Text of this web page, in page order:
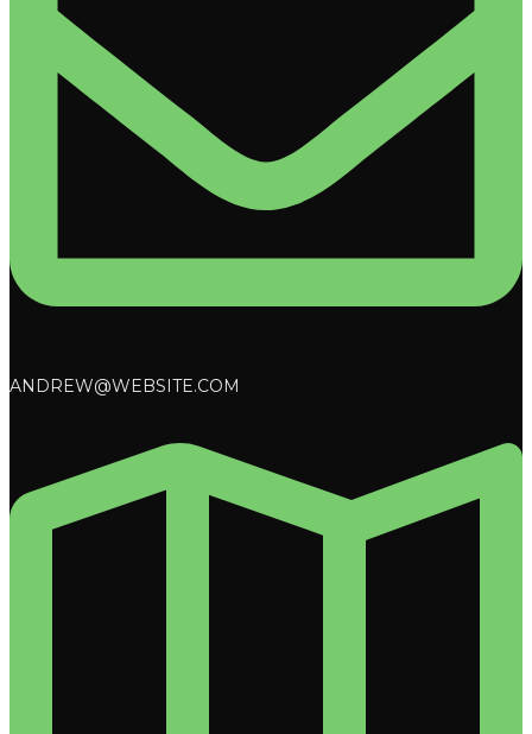
ANDREW@WEBSITE.COM